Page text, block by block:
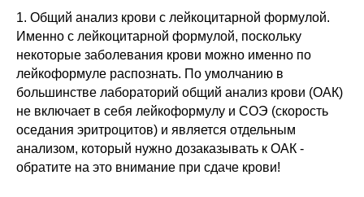
1. Общий анализ крови с лейкоцитарной формулой.
Именно с лейкоцитарной формулой, поскольку
некоторые заболевания крови можно именно по
лейкоформуле распознать. По умолчанию в
большинстве лабораторий общий анализ крови (ОАК)
не включает в себя лейкоформулу и СОЭ (скорость
оседания эритроцитов) и является отдельным
анализом, который нужно дозаказывать к ОАК -
обратите на это внимание при сдаче крови!